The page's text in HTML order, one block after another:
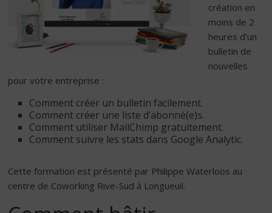
création en
moins de 2
heures d’un
bulletin de
nouvelles
pour votre entreprise :
Comment créer un bulletin facilement.
Comment créer une liste d’abonné(e)s.
Comment utiliser MailChimp gratuitement.
Comment suivre les stats dans Google Analytic.
Cette formation est présenté par Philippe Waterloos au
centre de Coworking Rive-Sud à Longueuil.